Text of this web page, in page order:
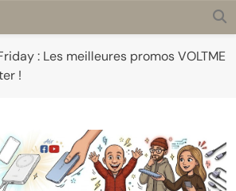
: Les meilleures promos VOLTME
!